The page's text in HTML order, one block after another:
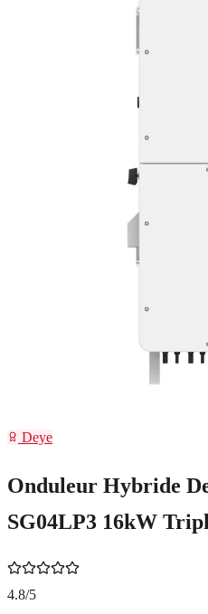
Deye
Onduleur Hybride
SG04LP3 16kW
4.8/5